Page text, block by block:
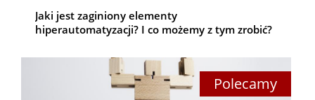
Jaki jest zaginiony elementy
hiperautomatyzacji? I co możemy z tym zrobić?